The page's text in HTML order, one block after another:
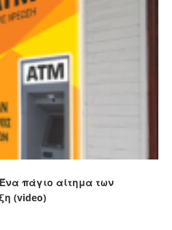
πάγιο αίτημα των
(video)